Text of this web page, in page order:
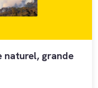
naturel, grande